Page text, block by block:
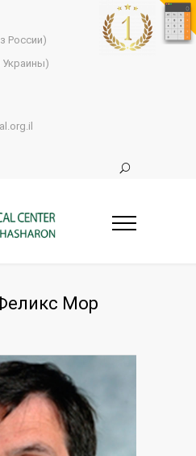
России)
Украины)
Мор